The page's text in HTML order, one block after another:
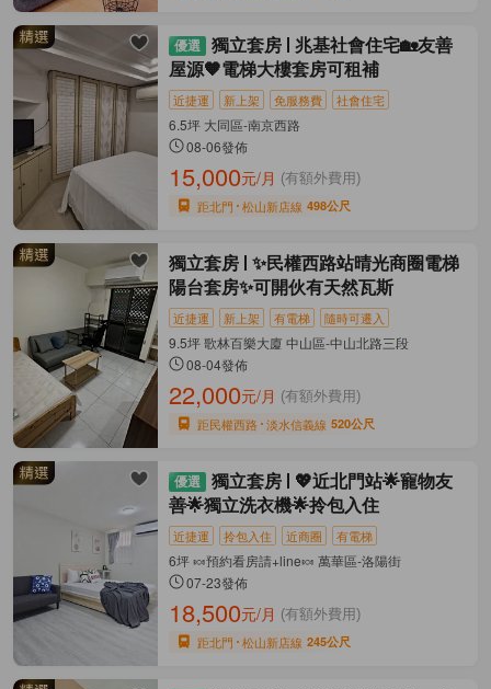
獨立套房
兆基社會住宅🏡友善
屋源🧡電梯大樓套房可租補
近捷運 新上架 免服務費 社會住宅
6.5坪 大同區-南京西路
08-06發佈
15,000元/月 (有額外費用)
距北門 松山新店線 498公尺
獨立套房
✨民權西路站晴光商圈電梯
陽台套房✨可開伙有天然瓦斯
近捷運 新上架 有電梯 隨時可遷入
9.5坪 歌林百樂大廈 中山區-中山北路三段
08-04發佈
22,000元/月 (有額外費用)
距民權西路 淡水信義線 520公尺
獨立套房
💖近北門站🌟寵物友
善🌟獨立洗衣機🌟拎包入住
近捷運 拎包入住 近商圈 有電梯
6坪 🍬預約看房請+line🍬 萬華區-洛陽街
07-23發佈
18,500元/月 (有額外費用)
距北門 松山新店線 245公尺